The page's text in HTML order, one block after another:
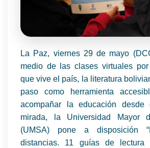
La Paz, viernes 29 de mayo
medio de las clases virtuales
que vive el país, la literatura
paso como herramienta
acompañar la educación
mirada, la Universidad Mayor
(UMSA) pone a disposición
distancias. 11 guías de lectura